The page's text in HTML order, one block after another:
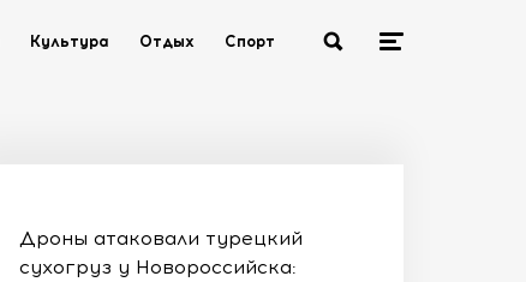
Культура Отдых Спорт
Дроны атаковали турецкий
сухогруз у Новороссийска: